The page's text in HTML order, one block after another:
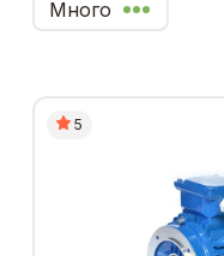
Много
5